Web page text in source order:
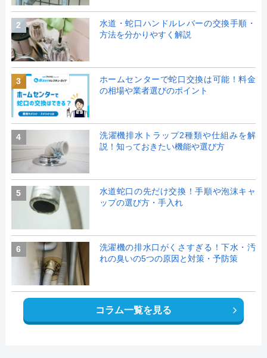
2
水道・蛇口ハンドルレバーの交換手順・
方法を分かりやすく解説
3
ホームセンターで蛇口交換は可能！料金
の相場や業者選びのポイント
4
洗濯機排水トラップ2種類や仕組みを解
説！知っておきたい機能や選び方
5
水道蛇口の先だけ交換！手順や泡沫キャ
ップの選び方・手入れ
6
洗濯機の排水口がくさすぎる！下水・汚
れの臭いの5つの原因と対策・予防策
コラム一覧を見る